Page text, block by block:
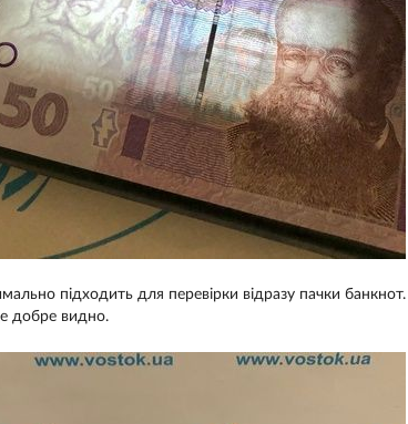
підходить для перевірки відразу пачки
добре видно.